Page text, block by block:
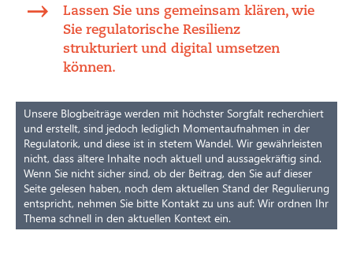
Lassen Sie uns gemeinsam klären, wie
Sie regulatorische Resilienz
strukturiert und digital umsetzen
können.
Unsere Blogbeiträge werden mit höchster Sorgfalt recherchiert
und erstellt, sind jedoch lediglich Momentaufnahmen in der
Regulatorik, und diese ist in stetem Wandel. Wir gewährleisten
nicht, dass ältere Inhalte noch aktuell und aussagekräftig sind.
Wenn Sie nicht sicher sind, ob der Beitrag, den Sie auf dieser
Seite gelesen haben, noch dem aktuellen Stand der Regulierung
entspricht, nehmen Sie bitte Kontakt zu uns auf: Wir ordnen Ihr
Thema schnell in den aktuellen Kontext ein.